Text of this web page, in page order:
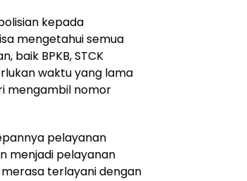
kepada
mengetahui semua
baik BPKB, STCK
waktu yang lama
mengambil nomor
pelayanan
menjadi pelayanan
terlayani dengan